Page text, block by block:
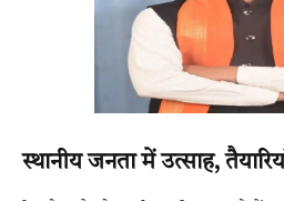
स्थानीय जनता में उत्साह,